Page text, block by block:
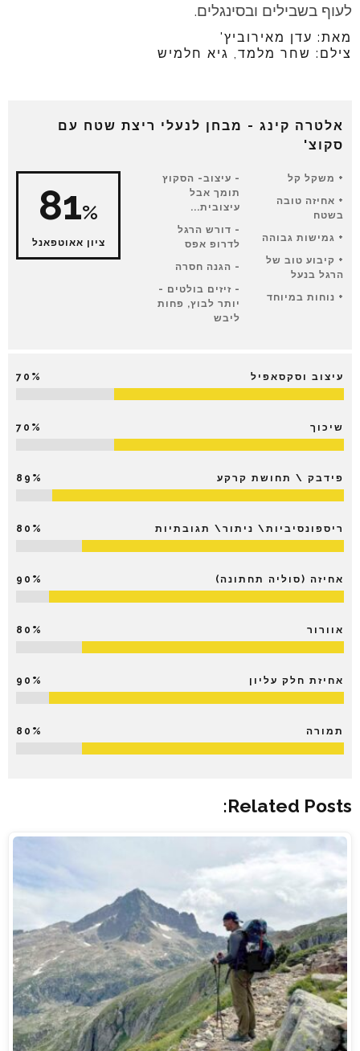
לעוף בשבילים ובסינגלים.
מאת: עדן מאירוביץ'
צילם: שחר מלמד, גיא חלמיש
אלטרה קינג - מבחן לנעלי ריצת שטח עם
סקוצ'
משקל קל
אחיזה טובה
בשטח
גמישות גבוהה
קיבוע טוב של
הרגל בנעל
נוחות במיוחד
עיצוב- הסקוץ
תומך אבל
עיצובית...
דורש הרגל
לדרופ אפס
הגנה חסרה
זיזים בולטים -
יותר לבוץ, פחות
ליבש
81%
ציון אאוטפאנל
עיצוב וסקסאפיל 70%
שיכוך 70%
פידבק \ תחושת קרקע 89%
ריספונסיביות\ ניתור\ תגובתיות 80%
אחיזה (סוליה תחתונה) 90%
אוורור 80%
אחיזת חלק עליון 90%
תמורה 80%
Related Posts: